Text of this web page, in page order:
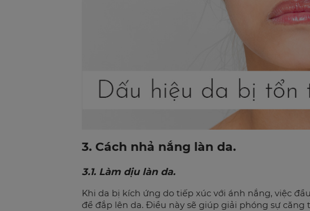
3. Cách nhả nắng làn da.
3.1. Làm dịu làn da.
Khi da bị kích ứng do tiếp xúc với ánh nắng, việc
để đắp lên da. Điều này sẽ giúp giải phóng sự